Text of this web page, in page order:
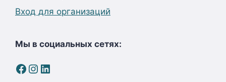
Вход для организаций
Мы в социальных сетях:
Facebook
Instagram
LinkedIn